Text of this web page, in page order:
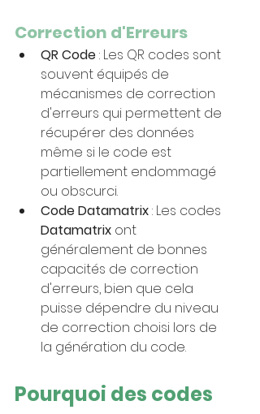
Correction d'Erreurs
QR Code : Les QR codes sont
souvent équipés de
mécanismes de correction
d'erreurs qui permettent de
récupérer des données
même si le code est
partiellement endommagé
ou obscurci.
Code Datamatrix : Les codes
Datamatrix ont
généralement de bonnes
capacités de correction
d'erreurs, bien que cela
puisse dépendre du niveau
de correction choisi lors de
la génération du code.
Pourquoi des codes